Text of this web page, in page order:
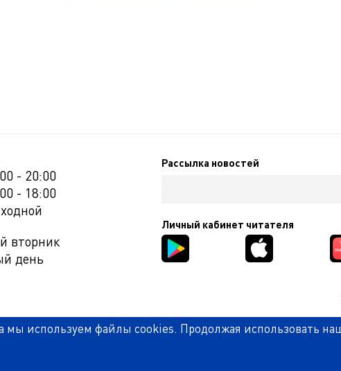
- 20:00
- 18:00
вторник
день
Рассылка новостей
Личный кабинет читателя
используем файлы cookies. Продолжая использовать